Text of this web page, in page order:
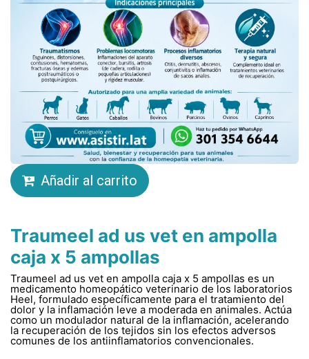
Añadir al carrito
Traumeel ad us vet en ampolla
caja x 5 ampollas
Traumeel ad us vet en ampolla caja x 5 ampollas es un
medicamento homeopático veterinario de los laboratorios
Heel, formulado específicamente para el tratamiento del
dolor y la inflamación leve a moderada en animales. Actúa
como un modulador natural de la inflamación, acelerando
la recuperación de los tejidos sin los efectos adversos
comunes de los antiinflamatorios convencionales.